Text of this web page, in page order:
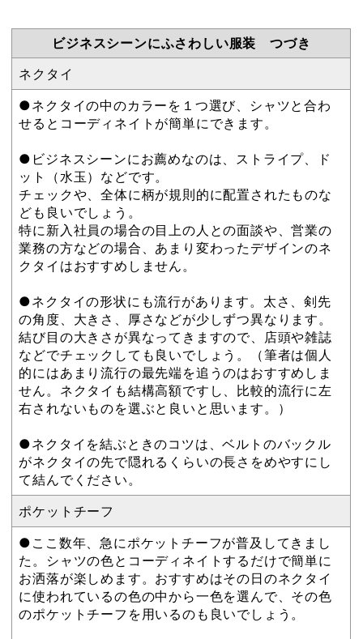
ビジネスシーンにふさわしい服装 つづき
ネクタイ
●ネクタイの中のカラーを１つ選び、シャツと合わ
せるとコーディネイトが簡単にできます。
●ビジネスシーンにお薦めなのは、ストライプ、ド
ット（水玉）などです。
チェックや、全体に柄が規則的に配置されたものな
ども良いでしょう。
特に新入社員の場合の目上の人との面談や、営業の
業務の方などの場合、あまり変わったデザインのネ
クタイはおすすめしません。
●ネクタイの形状にも流行があります。太さ、剣先
の角度、大きさ、厚さなどが少しずつ異なります。
結び目の大きさが異なってきますので、店頭や雑誌
などでチェックしても良いでしょう。（筆者は個人
的にはあまり流行の最先端を追うのはおすすめしま
せん。ネクタイも結構高額ですし、比較的流行に左
右されないものを選ぶと良いと思います。）
●ネクタイを結ぶときのコツは、ベルトのバックル
がネクタイの先で隠れるくらいの長さをめやすにし
て結んでください。
ポケットチーフ
●ここ数年、急にポケットチーフが普及してきまし
た。シャツの色とコーディネイトするだけで簡単に
お洒落が楽しめます。おすすめはその日のネクタイ
に使われているの色の中から一色を選んで、その色
のポケットチーフを用いるのも良いでしょう。